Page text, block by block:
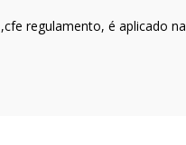
regulamento, é aplicado